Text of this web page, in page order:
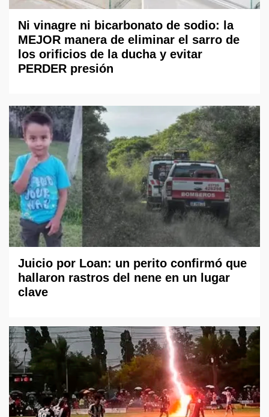
Ni vinagre ni bicarbonato de sodio: la
MEJOR manera de eliminar el sarro de
los orificios de la ducha y evitar
PERDER presión
Juicio por Loan: un perito confirmó que
hallaron rastros del nene en un lugar
clave